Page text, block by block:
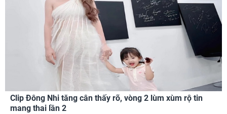
Clip Đông Nhi tăng cân thấy rõ, vòng 2 lùm xùm rộ tin
mang thai lần 2